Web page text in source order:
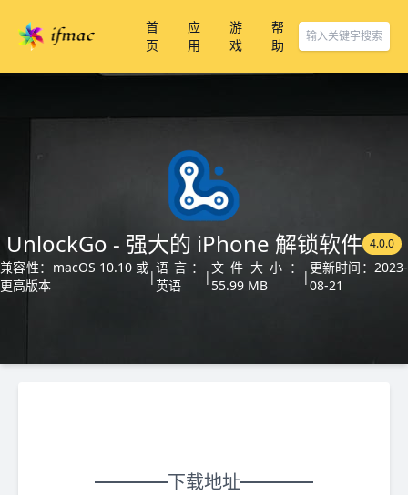
首
页
应
用
游
戏
帮
助
UnlockGo - 强大的 iPhone 解锁软件 4.0.0
兼容性：macOS 10.10 或
更高版本
|
语言：
英语
|
文件大小：
55.99 MB
|
更新时间：2023-
08-21
下载地址